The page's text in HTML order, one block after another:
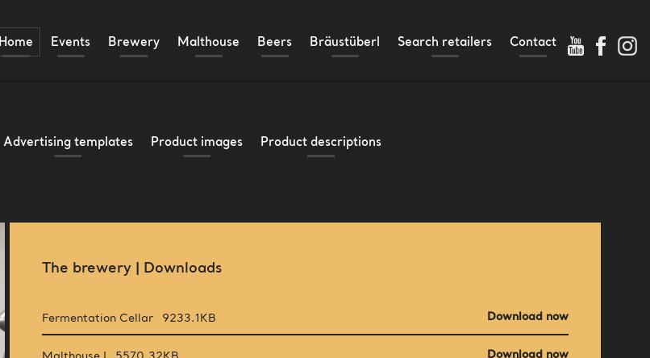
Home Events Brewery Malthouse Beers Bräustüberl Search retailers Contact
Advertising templates Product images Product descriptions
The brewery | Downloads
Fermentation Cellar 9233.1KB Download now
Download now